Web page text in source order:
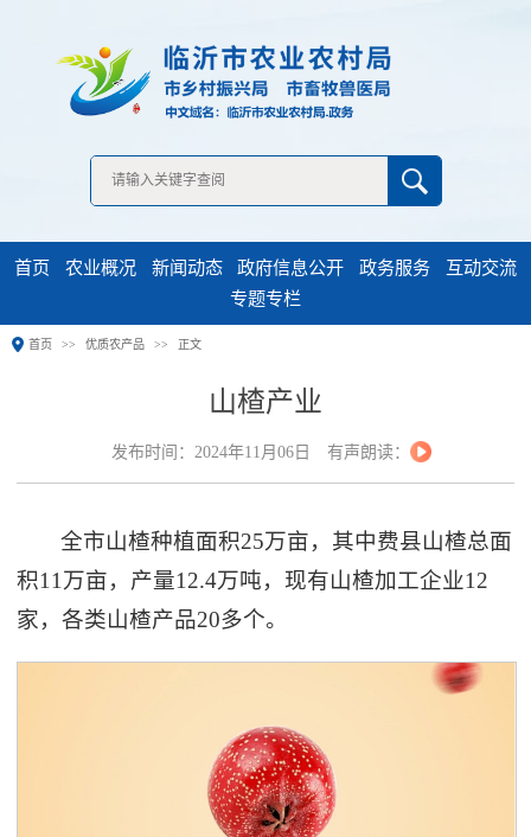
首页 农业概况 新闻动态 政府信息公开 政务服务
互动交流
专题专栏
首页 优质农产品 正文
山楂产业
发布时间：2024年11月06日 有声朗读：
全市山楂种植面积25万亩，其中费县山楂总面
积11万亩，产量12.4万吨，现有山楂加工企业12
家，各类山楂产品20多个。